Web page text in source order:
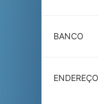
BANCO
ENDEREÇO